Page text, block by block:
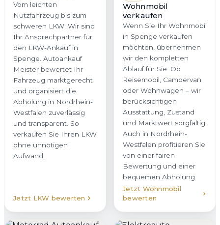
Vom leichten
Nutzfahrzeug bis zum
schweren LKW: Wir sind
Ihr Ansprechpartner für
den LKW-Ankauf in
Spenge. Autoankauf
Meister bewertet Ihr
Fahrzeug marktgerecht
und organisiert die
Abholung in Nordrhein-
Westfalen zuverlässig
und transparent. So
verkaufen Sie Ihren LKW
ohne unnötigen
Aufwand.
Jetzt LKW bewerten
Wohnmobil
verkaufen
Wenn Sie Ihr Wohnmobil
in Spenge verkaufen
möchten, übernehmen
wir den kompletten
Ablauf für Sie. Ob
Reisemobil, Campervan
oder Wohnwagen – wir
berücksichtigen
Ausstattung, Zustand
und Marktwert sorgfältig.
Auch in Nordrhein-
Westfalen profitieren Sie
von einer fairen
Bewertung und einer
bequemen Abholung.
Jetzt Wohnmobil
bewerten